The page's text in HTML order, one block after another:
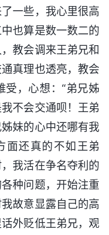
一些，我心里很高
也算是数一数二的
教会调来王弟兄和
真理也透亮，教会
受，心想：“弟兄姊
不会交通呗！王弟
妹的心中还哪有我
面还真的不如王弟
我活在争名夺利的
种问题，开始注重
故意显露自己的高
外贬低王弟兄，观